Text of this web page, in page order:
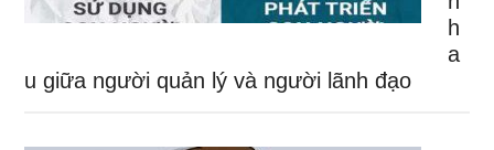
h
a
u giữa người quản lý và người lãnh đạo